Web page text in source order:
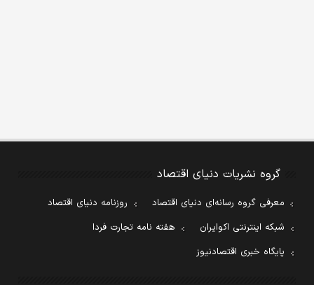
گروه نشریات دنیای اقتصاد
معرفی گروه رسانه‌ای دنیای اقتصاد
روزنامه دنیای اقتصاد
شبکه اینترنتی اکوایران
هفته نامه تجارت فردا
پایگاه خبری اقتصادنیوز